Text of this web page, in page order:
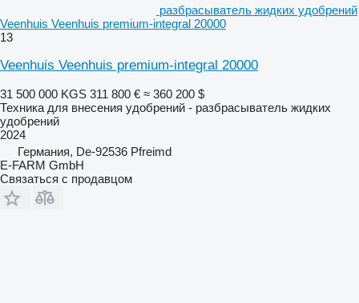
разбрасыватель жидких удобрений
Veenhuis Veenhuis premium-integral 20000
13
Veenhuis Veenhuis premium-integral 20000
31 500 000 KGS 311 800 € ≈ 360 200 $
Техника для внесения удобрений - разбрасыватель жидких
удобрений
2024
Германия, De-92536 Pfreimd
E-FARM GmbH
Связаться с продавцом